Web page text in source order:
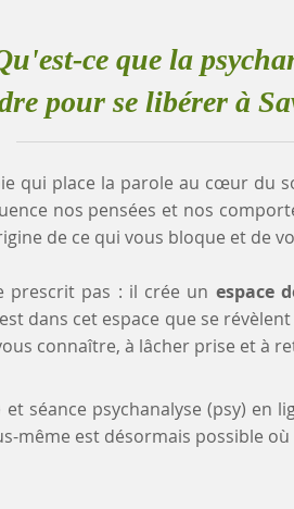
ce que la
pour se libérer à
qui place la parole au cœur du
nos pensées et nos
de ce qui vous bloque et de
prescrit pas : il crée un espace
dans cet espace que se
connaître, à lâcher prise et à
séance psychanalyse (psy) en
même est désormais possible où